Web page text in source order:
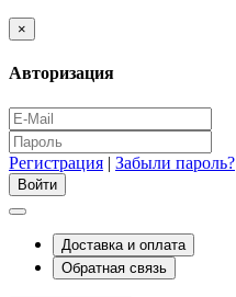
×
Авторизация
Регистрация | Забыли пароль?
Доставка и оплата
Обратная связь